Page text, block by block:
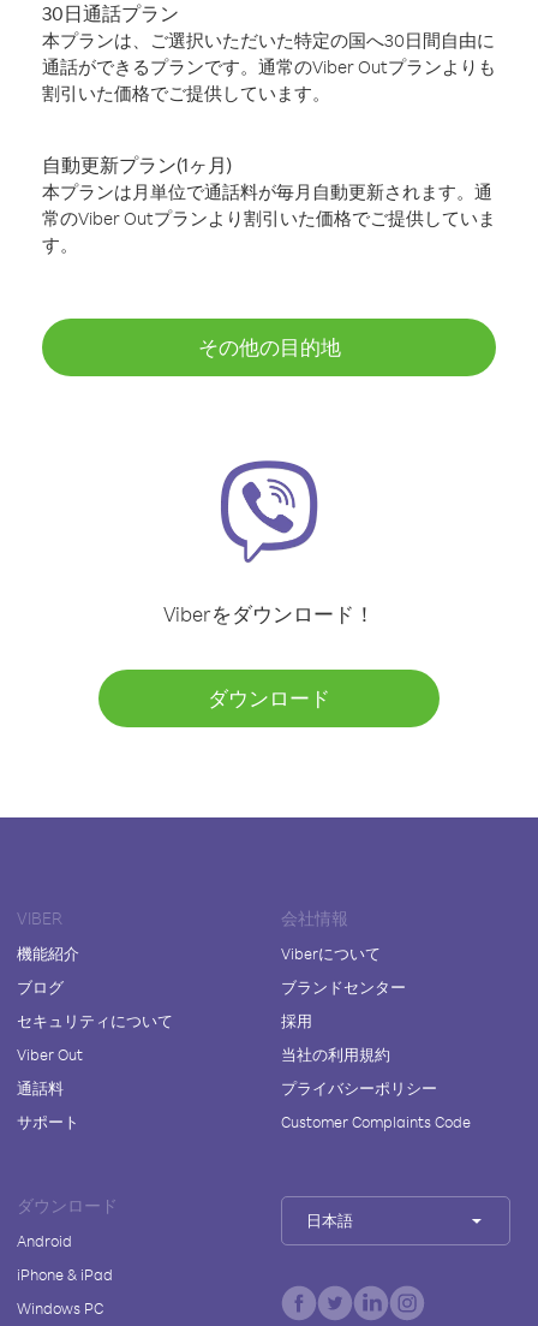
30日通話プラン
本プランは、ご選択いただいた特定の国へ30日間自由に
通話ができるプランです。通常のViber Outプランよりも
割引いた価格でご提供しています。
自動更新プラン(1ヶ月)
本プランは月単位で通話料が毎月自動更新されます。通
常のViber Outプランより割引いた価格でご提供していま
す。
その他の目的地
Viberをダウンロード！
ダウンロード
VIBER
機能紹介
ブログ
セキュリティについて
Viber Out
通話料
サポート
会社情報
Viberについて
ブランドセンター
採用
当社の利用規約
プライバシーポリシー
Customer Complaints Code
ダウンロード
Android
iPhone & iPad
Windows PC
日本語